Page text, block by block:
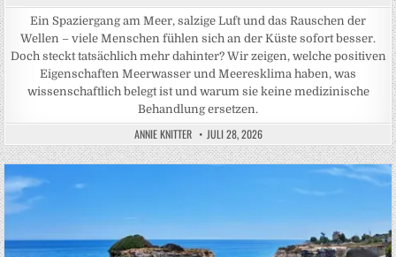
Ein Spaziergang am Meer, salzige Luft und das Rauschen der
Wellen – viele Menschen fühlen sich an der Küste sofort besser.
Doch steckt tatsächlich mehr dahinter? Wir zeigen, welche positiven
Eigenschaften Meerwasser und Meeresklima haben, was
wissenschaftlich belegt ist und warum sie keine medizinische
Behandlung ersetzen.
ANNIE KNITTER JULI 28, 2026